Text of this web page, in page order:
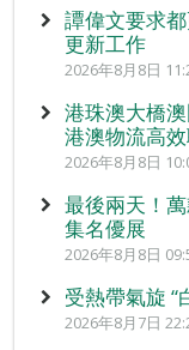
譚偉文要求
更新工作
2026年8月8日
港珠澳大橋
港澳物流高
2026年8月8日
最後兩天！
集名優展
2026年8月8日
受熱帶氣旋
2026年8月7日